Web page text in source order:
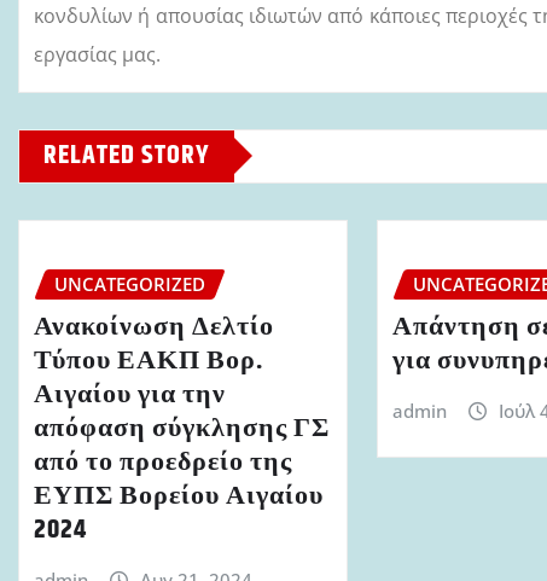
κονδυλίων ή απουσίας ιδιωτών από κάποιες
εργασίας μας.
RELATED STORY
UNCATEGORIZED
Ανακοίνωση Δελτίο
Τύπου ΕΑΚΠ Βορ.
Αιγαίου για την
απόφαση σύγκλησης ΓΣ
από το προεδρείο της
ΕΥΠΣ Βορείου Αιγαίου
2024
Απάντηση
για
admin Ιούλ